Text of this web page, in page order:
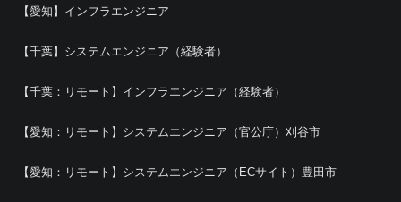
【愛知】インフラエンジニア
【千葉】システムエンジニア（経験者）
【千葉：リモート】インフラエンジニア（経験者）
【愛知：リモート】システムエンジニア（官公庁）刈谷市
【愛知：リモート】システムエンジニア（ECサイト）豊田市